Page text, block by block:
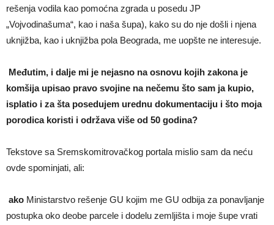
rešenja vodila kao pomoćna zgrada u posedu JP
„Vojvodinašuma“, kao i naša šupa), kako su do nje došli i njena
uknjižba, kao i uknjižba pola Beograda, me uopšte ne interesuje.
Međutim, i dalje mi je nejasno na osnovu kojih zakona je
komšija upisao pravo svojine na nečemu što sam ja kupio,
isplatio i za šta posedujem urednu dokumentaciju i što moja
porodica koristi i održava više od 50 godina?
Tekstove sa Sremskomitrovačkog portala mislio sam da neću
ovde spominjati, ali:
ako Ministarstvo rešenje GU kojim me GU odbija za ponavljanje
postupka oko deobe parcele i dodelu zemljišta i moje šupe vrati